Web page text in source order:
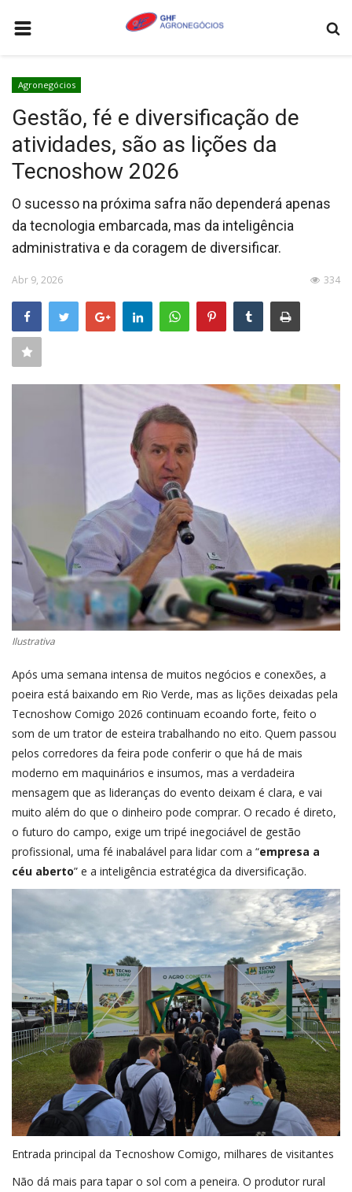
AGRONEGÓCIOS
LEILÕES
FEIRAS E EVENTOS
COTAÇÕES
COMO ANUNCIAR
COLUNISTA
QUEM SOMOS
CONTATO
CONECTE-SE
Agronegócios
Gestão, fé e diversificação de
atividades, são as lições da
Tecnoshow 2026
O sucesso na próxima safra não dependerá apenas
da tecnologia embarcada, mas da inteligência
administrativa e da coragem de diversificar.
Abr 9, 2026 334
Ilustrativa
Após uma semana intensa de muitos negócios e conexões, a
poeira está baixando em Rio Verde, mas as lições deixadas pela
Tecnoshow Comigo 2026 continuam ecoando forte, feito o
som de um trator de esteira trabalhando no eito. Quem passou
pelos corredores da feira pode conferir o que há de mais
moderno em maquinários e insumos, mas a verdadeira
mensagem que as lideranças do evento deixam é clara, e vai
muito além do que o dinheiro pode comprar. O recado é direto,
o futuro do campo, exige um tripé inegociável de gestão
profissional, uma fé inabalável para lidar com a “empresa a
céu aberto” e a inteligência estratégica da diversificação.
Entrada principal da Tecnoshow Comigo, milhares de visitantes
Não dá mais para tapar o sol com a peneira. O produtor rural